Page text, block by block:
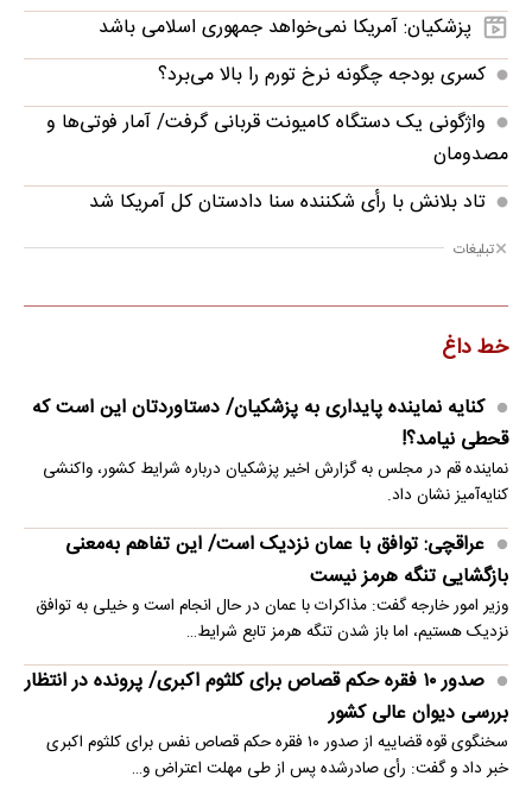
پزشکیان: آمریکا نمی‌خواهد جمهوری اسلامی باشد
کسری بودجه چگونه نرخ تورم را بالا می‌برد؟
واژگونی یک دستگاه کامیونت قربانی گرفت/ آمار فوتی‌ها و
مصدومان
تاد بلانش با رأی شکننده سنا دادستان کل آمریکا شد
تبلیغات
خط داغ
کنایه نماینده پایداری به پزشکیان/ دستاوردتان این است که
قحطی نیامد؟!
نماینده قم در مجلس به گزارش اخیر پزشکیان درباره شرایط کشور، واکنشی
کنایه‌آمیز نشان داد.
عراقچی: توافق با عمان نزدیک است/ این تفاهم به‌معنی
بازگشایی تنگه هرمز نیست
وزیر امور خارجه گفت: مذاکرات با عمان در حال انجام است و خیلی به توافق
نزدیک هستیم، اما باز شدن تنگه هرمز تابع شرایط…
صدور ۱۰ فقره حکم قصاص برای کلثوم اکبری/ پرونده در انتظار
بررسی دیوان عالی کشور
سخنگوی قوه قضاییه از صدور ۱۰ فقره حکم قصاص نفس برای کلثوم اکبری
خبر داد و گفت: رأی صادرشده پس از طی مهلت اعتراض و…